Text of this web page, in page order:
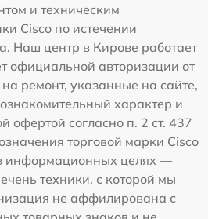
и техническим
Cisco по истечении
Наш центр в Кирове работает
официальной авторизации от
ремонт, указанные на сайте,
характер и
офертой согласно п. 2 ст. 437
торговой марки Cisco
информационных целях —
техники, с которой мы
не аффилирована с